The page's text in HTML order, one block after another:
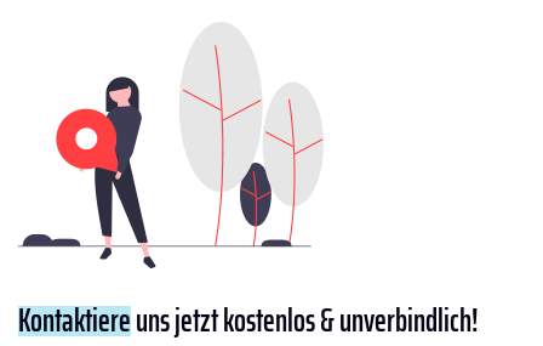
Kontaktiereuns jetzt kostenlos & unverbindlich!